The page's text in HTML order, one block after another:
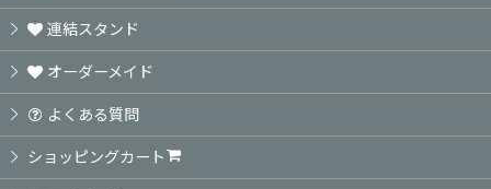
連結スタンド
オーダーメイド
よくある質問
ショッピングカート